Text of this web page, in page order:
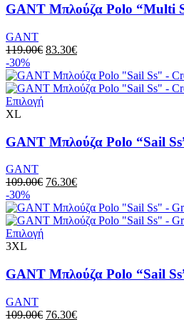
του
προϊόντος
έχει
Οι
επιλογές
μπορούν
να
επιλεγούν
στη
του
προϊόντος
GANT Μπλούζα Polo “Multi
GANT
119.00€ Original
was:
119.00€.
83.30€Η
τιμή
είναι:
-30%
ΕπιλογήΑυτό
έχει
πολλαπλές
Οι
επιλογές
μπορούν
να
επιλεγούν
στη
του
προϊόντος
XL
GANT Μπλούζα Polo “Sail
GANT
109.00€ Original
was:
109.00€.
76.30€Η
τιμή
είναι:
-30%
ΕπιλογήΑυτό
έχει
πολλαπλές
Οι
3XL
GANT Μπλούζα Polo “Sail
GANT
109.00€ Original
76.30€Η